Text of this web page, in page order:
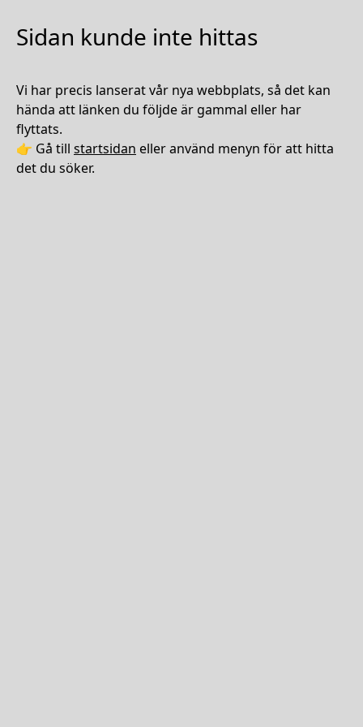
Sidan kunde inte hittas
Vi har precis lanserat vår nya webbplats, så det kan
hända att länken du följde är gammal eller har
flyttats.
👉 Gå till startsidan eller använd menyn för att hitta
det du söker.